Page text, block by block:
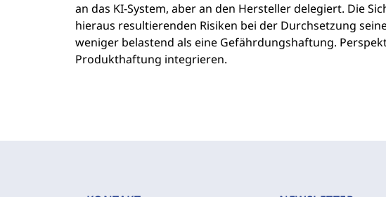
an das KI-System, aber an den Hersteller delegiert. Die
hieraus resultierenden Risiken bei der Durchsetzung
weniger belastend als eine Gefährdungshaftung.
Produkthaftung integrieren.